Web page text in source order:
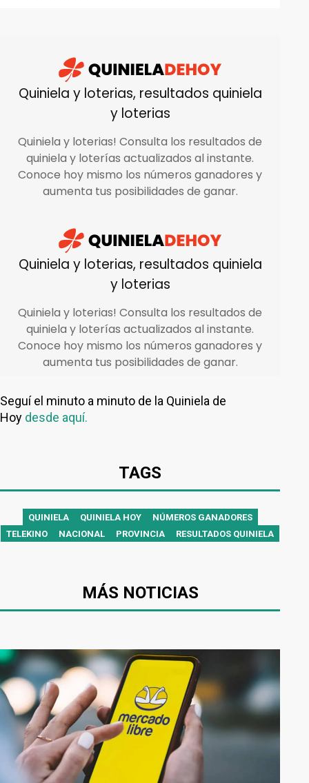
Seguí el minuto a minuto de la Quiniela de
Hoy desde aquí.
TAGS
QUINIELA QUINIELA HOY
NÚMEROS GANADORES
TELEKINO
NACIONAL PROVINCIA RESULTADOS QUINIELA
MÁS NOTICIAS